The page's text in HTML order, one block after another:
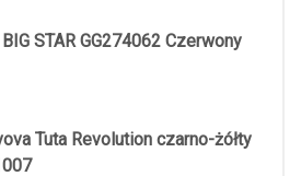
STAR GG274062 Czerwony
Tuta Revolution czarno-żółty